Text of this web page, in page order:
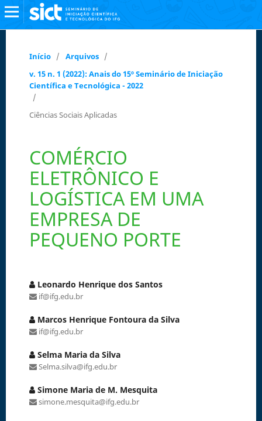
Início / Arquivos /
v. 15 n. 1 (2022): Anais do 15º Seminário de Iniciação
Científica e Tecnológica - 2022
/
Ciências Sociais Aplicadas
COMÉRCIO
ELETRÔNICO E
LOGÍSTICA EM UMA
EMPRESA DE
PEQUENO PORTE
Leonardo Henrique dos Santos
if@ifg.edu.br
Marcos Henrique Fontoura da Silva
if@ifg.edu.br
Selma Maria da Silva
Selma.silva@ifg.edu.br
Simone Maria de M. Mesquita
simone.mesquita@ifg.edu.br